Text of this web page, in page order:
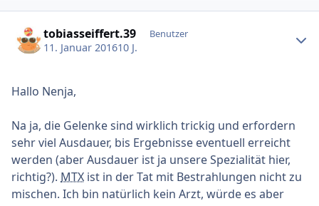
tobiasseiffert.39 Benutzer
11. Januar 201610 J.
Hallo Nenja,
Na ja, die Gelenke sind wirklich trickig und erfordern
sehr viel Ausdauer, bis Ergebnisse eventuell erreicht
werden (aber Ausdauer ist ja unsere Spezialität hier,
richtig?). MTX ist in der Tat mit Bestrahlungen nicht zu
mischen. Ich bin natürlich kein Arzt, würde es aber